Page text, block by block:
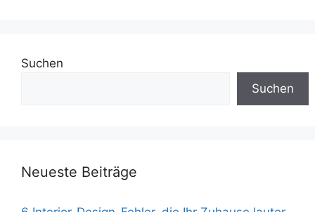
Suchen
Suchen
Neueste Beiträge